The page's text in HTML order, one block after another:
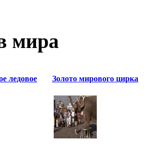
мира
ледовое
Золото мирового цирка